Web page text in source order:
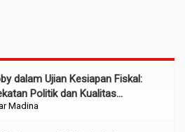
Madina
dalam Ujian Kesiapan Fiskal:
Politik dan Kualitas